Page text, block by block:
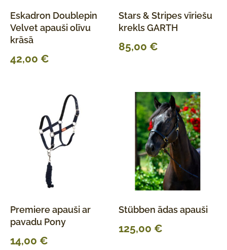
Eskadron Doublepin
Velvet apauši olīvu
krāsā
42,00 €
Stars & Stripes vīriešu
krekls GARTH
85,00 €
Premiere apauši ar
pavadu Pony
14,00 €
Stübben ādas apauši
125,00 €